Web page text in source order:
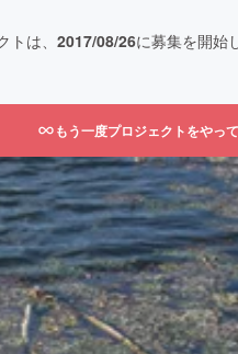
は、 2017/08/26に募集を開始
もう一度プロジェクトをやっ